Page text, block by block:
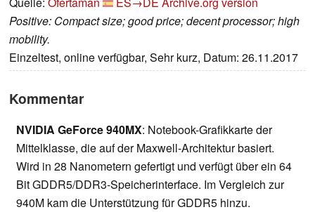
Positive: Compact size; good price; decent processor; high
mobility.
Einzeltest, online verfügbar, Sehr kurz, Datum: 26.11.2017
Kommentar
NVIDIA GeForce 940MX: Notebook-Grafikkarte der
Mittelklasse, die auf der Maxwell-Architektur basiert.
Wird in 28 Nanometern gefertigt und verfügt über ein 64
Bit GDDR5/DDR3-Speicherinterface. Im Vergleich zur
940M kam die Unterstützung für GDDR5 hinzu.